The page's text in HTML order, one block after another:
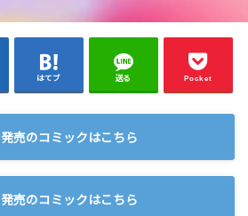
はてブ 送る Pocket
発売のコミックはこちら
発売のコミックはこちら